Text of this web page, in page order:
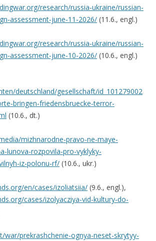
research/russia-ukraine/russian-
assessment-june-11-2026/ (11.6., engl.)
research/russia-ukraine/russian-
assessment-june-10-2026/ (10.6., engl.)
deutschland/gesellschaft/id_101279002
bringen-friedensbruecke-terror-
(10.6., dt.)
mizhnarodne-pravo-ne-maye-
lunova-rozpovila-pro-vyklyky-
iz-polonu-rf/ (10.6., ukr.)
en/cases/izoliatsiia/ (9.6., engl.),
cases/izolyacziya-vid-kultury-do-
war/prekrashchenie-ognya-neset-skrytyy-